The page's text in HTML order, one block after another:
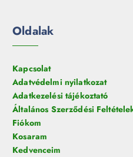
Oldalak
Kapcsolat
Adatvédelmi nyilatkozat
Adatkezelési tájékoztató
Általános Szerződési
Fiókom
Kosaram
Kedvenceim